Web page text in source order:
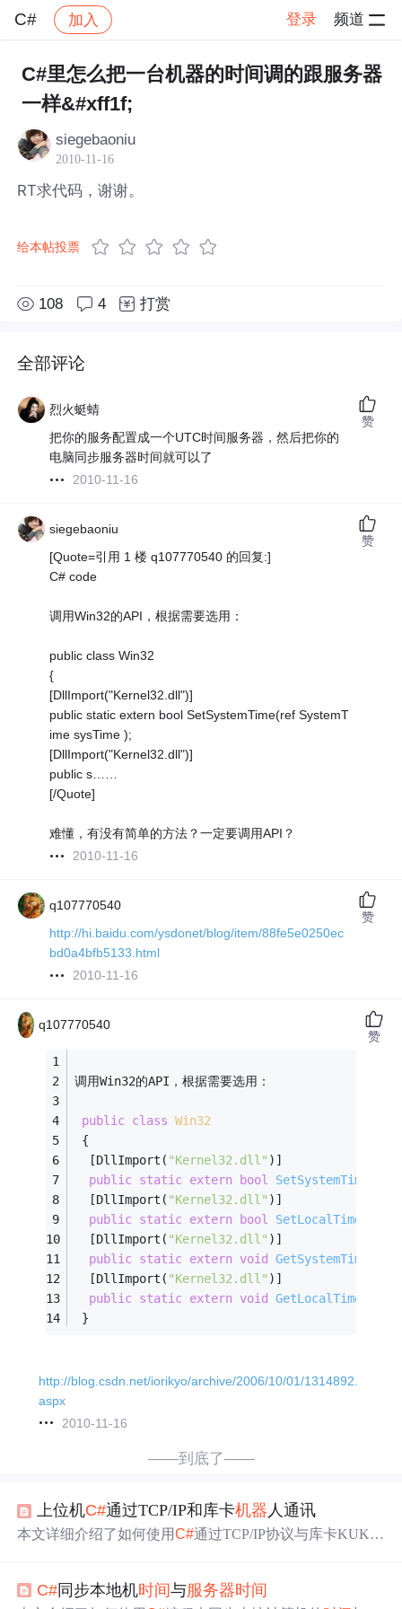
C# 加入 登录 频道
社区 C# 帖子详情
C#里怎么把一台机器的时间调的跟服务器
一样&#xff1f;
siegebaoniu
2010-11-16
RT求代码，谢谢。
给本帖投票
108 4 打赏
全部评论
烈火蜓蜻
把你的服务配置成一个UTC时间服务器，然后把你的
电脑同步服务器时间就可以了
2010-11-16
赞
siegebaoniu
[Quote=引用 1 楼 q107770540 的回复:]
C# code
调用Win32的API，根据需要选用：
public class Win32
{
[DllImport("Kernel32.dll")]
public static extern bool SetSystemTime(ref SystemT
ime sysTime );
[DllImport("Kernel32.dll")]
public s……
[/Quote]
难懂，有没有简单的方法？一定要调用API？
2010-11-16
赞
q107770540
http://hi.baidu.com/ysdonet/blog/item/88fe5e0250ec
bd0a4bfb5133.html
2010-11-16
赞
q107770540
调用Win32的API，根据需要选用：
public class Win32
{
  [DllImport(
"Kernel32.dll" )]
public static extern bool SetSystemTime
  [DllImport(
"Kernel32.dll" )]
public static extern bool SetLocalTime
  [DllImport(
"Kernel32.dll" )]
public static extern void GetSystemTime
  [DllImport(
"Kernel32.dll" )]
public static extern void GetLocalTime
}
http://blog.csdn.net/iorikyo/archive/2006/10/01/1314892.
aspx
2010-11-16
赞
——到底了——
上位机C#通过TCP/IP和库卡机器 人通讯
本文详细介绍了如何使用C#通过TCP/IP协议与库卡KUKA
设置为 服务器，机器人作为客户端的通讯模式，重点讲解
C#同步本地机时间与服务器时间